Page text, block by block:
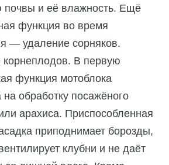
почвы и её влажность. Ещё
функция во время
— удаление сорняков.
корнеплодов. В первую
функция мотоблока
обработку посажёного
арахиса. Приспособленная
приподнимает борозды,
клубни и не даёт